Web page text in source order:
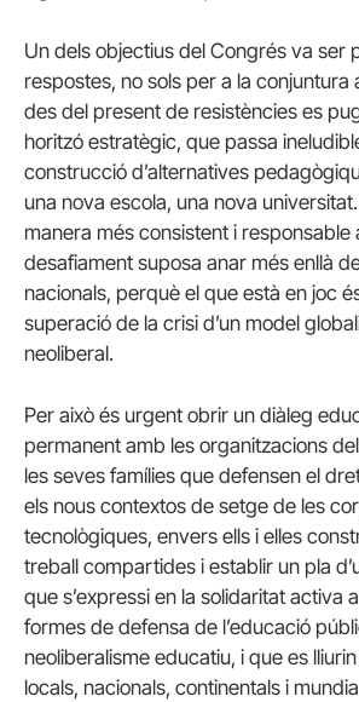
Un dels objectius del Congrés va ser
respostes, no sols per a la conjuntura
des del present de resistències es
horitzó estratègic, que passa
construcció d’alternatives
una nova escola, una nova
manera més consistent i responsable
desafiament suposa anar més enllà
nacionals, perquè el que està en joc
superació de la crisi d’un model
neoliberal.
Per això és urgent obrir un diàleg
permanent amb les organitzacions
les seves famílies que defensen el
els nous contextos de setge de les
tecnològiques, envers ells i elles
treball compartides i establir un pla
que s’expressi en la solidaritat activa
formes de defensa de l’educació
neoliberalisme educatiu, i que es
locals, nacionals, continentals i